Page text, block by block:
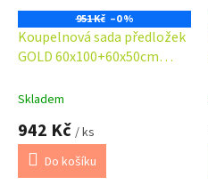
951 Kč –0 %
Koupelnová sada předložek
GOLD 60x100+60x50cm
Skladem
942 Kč / ks
Do košíku